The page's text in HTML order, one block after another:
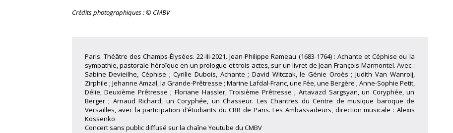
Crédits photographiques : © CMBV
Paris. Théâtre des Champs-Élysées. 22-III-2021. Jean-Philippe Rameau (1683-1764) : Achante et Céphise ou la
sympathie, pastorale héroïque en un prologue et trois actes, sur un livret de Jean-François Marmontel. Avec :
Sabine Devieilhe, Céphise ; Cyrille Dubois, Achante ; David Witczak, le Génie Oroès ; Judith Van Wanroij,
Zirphile ; Jehanne Amzal, la Grande-Prêtresse ; Marine Lafdal-Franc, une Fée, une Bergère ; Anne-Sophie Petit,
Délie, Deuxième Prêtresse ; Floriane Hassler, Troisième Prêtresse ; Artavazd Sargsyan, un Coryphée, un
Berger ; Arnaud Richard, un Coryphée, un Chasseur. Les Chantres du Centre de musique baroque de
Versailles, avec la participation d’étudiants du CRR de Paris. Les Ambassadeurs, direction musicale : Alexis
Kossenko
Concert sans public diffusé sur la chaîne Youtube du CMBV